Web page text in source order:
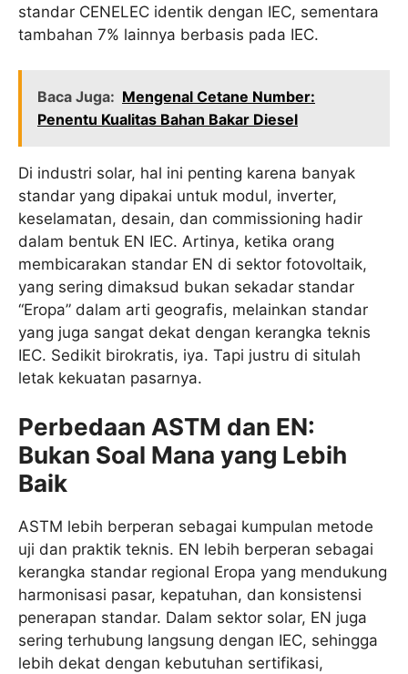
standar CENELEC identik dengan IEC, sementara
tambahan 7% lainnya berbasis pada IEC.
Baca Juga: Mengenal Cetane Number:
Penentu Kualitas Bahan Bakar Diesel
Di industri solar, hal ini penting karena banyak
standar yang dipakai untuk modul, inverter,
keselamatan, desain, dan commissioning hadir
dalam bentuk EN IEC. Artinya, ketika orang
membicarakan standar EN di sektor fotovoltaik,
yang sering dimaksud bukan sekadar standar
“Eropa” dalam arti geografis, melainkan standar
yang juga sangat dekat dengan kerangka teknis
IEC. Sedikit birokratis, iya. Tapi justru di situlah
letak kekuatan pasarnya.
Perbedaan ASTM dan EN:
Bukan Soal Mana yang Lebih
Baik
ASTM lebih berperan sebagai kumpulan metode
uji dan praktik teknis. EN lebih berperan sebagai
kerangka standar regional Eropa yang mendukung
harmonisasi pasar, kepatuhan, dan konsistensi
penerapan standar. Dalam sektor solar, EN juga
sering terhubung langsung dengan IEC, sehingga
lebih dekat dengan kebutuhan sertifikasi,